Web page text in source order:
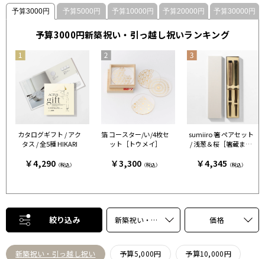
予算3000円 予算5000円 予算10000円 予算20000円 予算30000円
予算3000円新築祝い・引っ越し祝いランキング
カタログギフト / アク
タス / 全5種 HIKARI
￥4,290（税込）
箔 コースター/い/4枚セ
ット［トウメイ］
￥3,300（税込）
sumiiro 箸 ペアセット
/ 浅葱＆桜［箸蔵まつ
￥4,345 （税込）
絞り込み 新築祝い・引っ越し祝い 価格
新築祝い・引っ越し祝い 予算5,000円 予算10,000円